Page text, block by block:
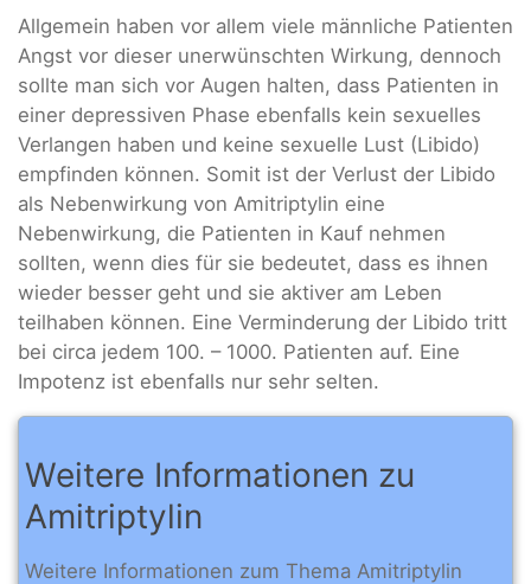
Allgemein haben vor allem viele männliche Patienten
Angst vor dieser unerwünschten Wirkung, dennoch
sollte man sich vor Augen halten, dass Patienten in
einer depressiven Phase ebenfalls kein sexuelles
Verlangen haben und keine sexuelle Lust (Libido)
empfinden können. Somit ist der Verlust der Libido
als Nebenwirkung von Amitriptylin eine
Nebenwirkung, die Patienten in Kauf nehmen
sollten, wenn dies für sie bedeutet, dass es ihnen
wieder besser geht und sie aktiver am Leben
teilhaben können. Eine Verminderung der Libido tritt
bei circa jedem 100. – 1000. Patienten auf. Eine
Impotenz ist ebenfalls nur sehr selten.
Weitere Informationen zu
Amitriptylin
Weitere Informationen zum Thema Amitriptylin